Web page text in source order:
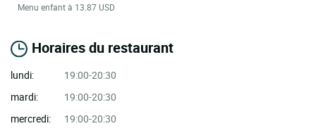
Menu enfant à 13.87 USD
Horaires du restaurant
lundi:
19:00-20:30
mardi:
19:00-20:30
mercredi:
19:00-20:30